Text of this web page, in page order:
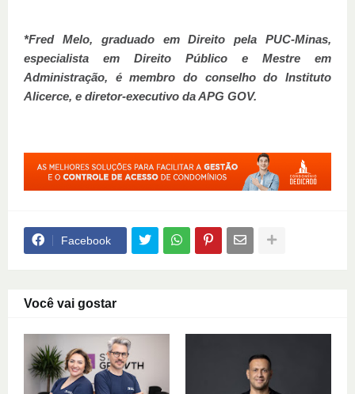
*Fred Melo, graduado em Direito pela PUC-Minas,
especialista em Direito Público e Mestre em
Administração, é membro do conselho do Instituto
Alicerce, e diretor-executivo da APG GOV.
Facebook
Você vai gostar